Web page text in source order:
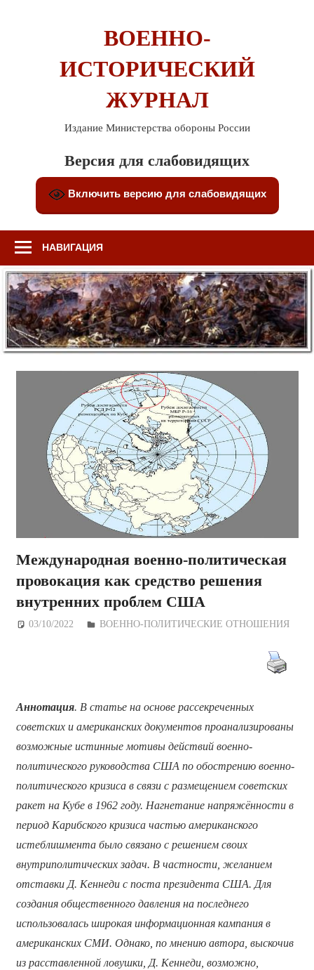
ВОЕННО-
ИСТОРИЧЕСКИЙ
ЖУРНАЛ
Издание Министерства обороны России
Версия для слабовидящих
Включить версию для слабовидящих
НАВИГАЦИЯ
Международная военно-политическая
провокация как средство решения
внутренних проблем США
03/10/2022 Дежурный по Редакции
ВОЕННО-ПОЛИТИЧЕСКИE ОТНОШЕНИЯ
Аннотация. В статье на основе рассекреченных
советских и американских документов проанализированы
возможные истинные мотивы действий военно-
политического руководства США по обострению военно-
политического кризиса в связи с размещением советских
ракет на Кубе в 1962 году. Нагнетание напряжённости в
период Карибского кризиса частью американского
истеблишмента было связано с решением своих
внутриполитических задач. В частности, желанием
отставки Д. Кеннеди с поста президента США. Для
создания общественного давления на последнего
использовалась широкая информационная кампания в
американских СМИ. Однако, по мнению автора, выскочив
из расставленной ловушки, Д. Кеннеди, возможно,